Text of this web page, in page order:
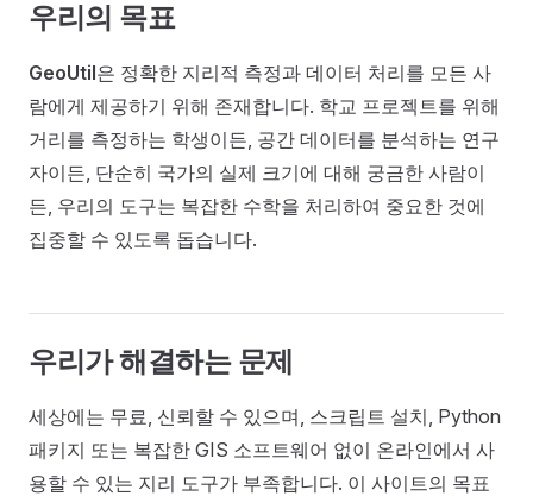
우리의 목표
GeoUtil은 정확한 지리적 측정과 데이터 처리를 모든 사
람에게 제공하기 위해 존재합니다. 학교 프로젝트를 위해
거리를 측정하는 학생이든, 공간 데이터를 분석하는 연구
자이든, 단순히 국가의 실제 크기에 대해 궁금한 사람이
든, 우리의 도구는 복잡한 수학을 처리하여 중요한 것에
집중할 수 있도록 돕습니다.
우리가 해결하는 문제
세상에는 무료, 신뢰할 수 있으며, 스크립트 설치, Python
패키지 또는 복잡한 GIS 소프트웨어 없이 온라인에서 사
용할 수 있는 지리 도구가 부족합니다. 이 사이트의 목표